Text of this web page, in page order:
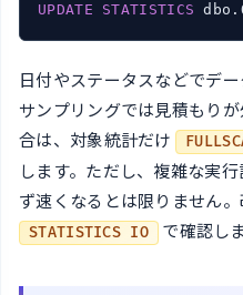
UPDATE
STATISTICS
日付やステータスなどでデ
サンプリングでは見積もり
合は、対象統計だけ
します。ただし、複雑な実
ず速くなるとは限りません
STATISTICS IO で確認しま